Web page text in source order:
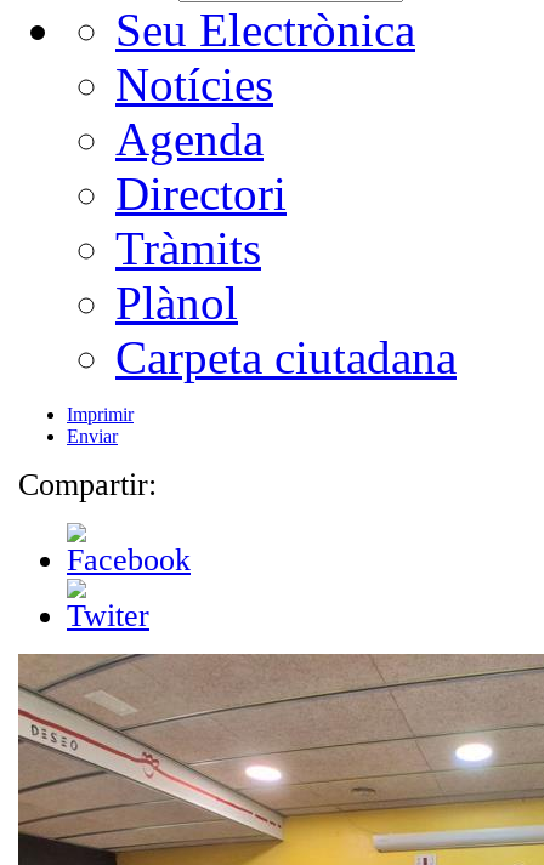
Seu Electrònica
Notícies
Agenda
Directori
Tràmits
Plànol
Carpeta ciutadana
Imprimir
Enviar
Compartir: